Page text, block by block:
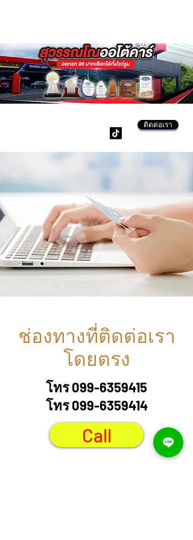
ติดต่อเรา
ช่องทางที่ติดต่อเรา
โดยตรง
โทร099-6359415
โทร099-6359414
Call